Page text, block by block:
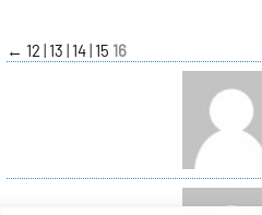
← 12 13 14 15 16